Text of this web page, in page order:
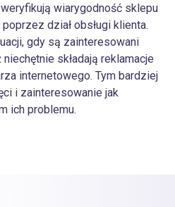
wiarygodność sklepu
dział obsługi klienta.
gdy są zainteresowani
składają reklamacje
internetowego. Tym bardziej
i zainteresowanie jak
ich problemu.